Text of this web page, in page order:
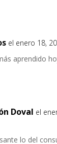
el enero 18,
aprendido
Doval el
lo del